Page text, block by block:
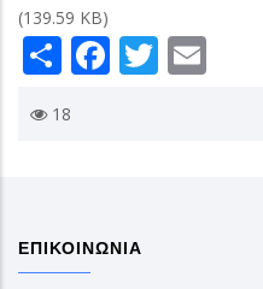
(139.59 KB)
ShareFacebook
Twitter
18
ΕΠΙΚΟΙΝΩΝΙΑ